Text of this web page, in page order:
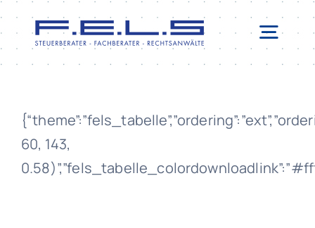
Inhalt
springen
LEISTUNGEN
TEAM
60, 143,